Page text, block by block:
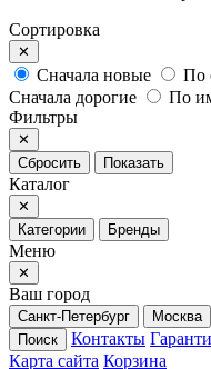
Сортировка
✕
Сначала новые По
Сначала дорогие
По
Фильтры
✕
Сбросить
Показать
Каталог
✕
Категории
Бренды
Меню
✕
Ваш город
Санкт-Петербург
Москва
Поиск
Контакты
Карта сайта Корзина